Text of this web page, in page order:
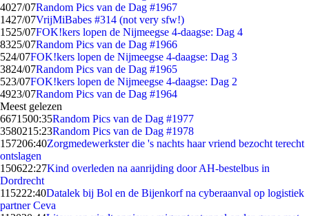
4027/07Random Pics van de Dag #1967
1427/07VrijMiBabes #314 (not very sfw!)
1525/07FOK!kers lopen de Nijmeegse 4-daagse: Dag 4
8325/07Random Pics van de Dag #1966
524/07FOK!kers lopen de Nijmeegse 4-daagse: Dag 3
3824/07Random Pics van de Dag #1965
523/07FOK!kers lopen de Nijmeegse 4-daagse: Dag 2
4923/07Random Pics van de Dag #1964
Meest gelezen
6671500:35Random Pics van de Dag #1977
3580215:23Random Pics van de Dag #1978
157206:40Zorgmedewerkster die 's nachts haar vriend bezocht terecht
ontslagen
150622:27Kind overleden na aanrijding door AH-bestelbus in
Dordrecht
115222:40Datalek bij Bol en de Bijenkorf na cyberaanval op logistiek
partner Ceva